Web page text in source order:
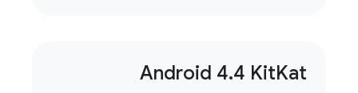
Android 4.4 KitKat